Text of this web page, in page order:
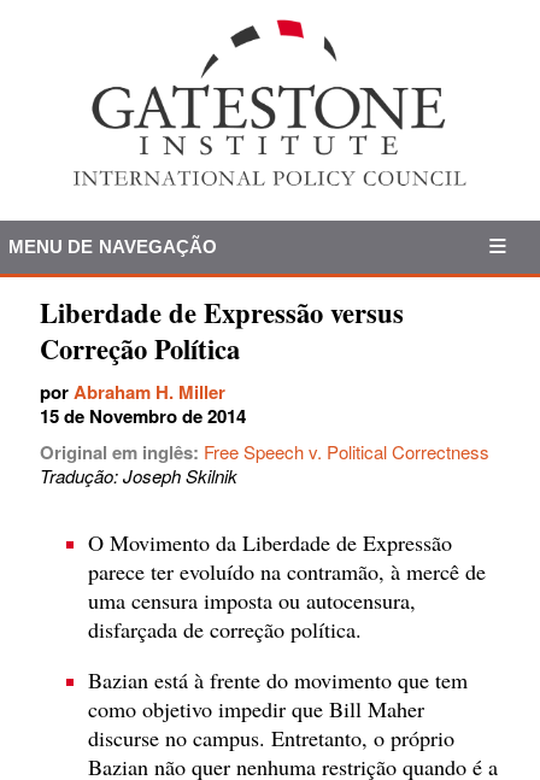
MENU DE NAVEGAÇÃO
Liberdade de Expressão versus
Correção Política
porAbraham H. Miller
15 de Novembro de 2014
Original em inglês: Free Speech v. Political Correctness
Tradução: Joseph Skilnik
O Movimento da Liberdade de Expressão
parece ter evoluído na contramão, à mercê de
uma censura imposta ou autocensura,
disfarçada de correção política.
Bazian está à frente do movimento que tem
como objetivo impedir que Bill Maher
discurse no campus. Entretanto, o próprio
Bazian não quer nenhuma restrição quando é a